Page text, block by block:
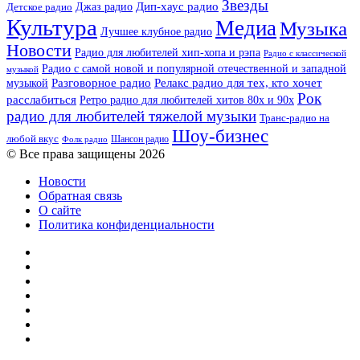
Детское радио Джаз радио Дип-хаус радио Звезды
Культура Лучшее клубное радио МедиаМузыка
Новости Радио для любителей хип-хопа и рэпа Радио с классической
музыкой Радио с самой новой и популярной отечественной и западной
музыкой Разговорное радио Релакс радио для тех, кто хочет
расслабиться Ретро радио для любителей хитов 80х и 90х Рок
радио для любителей тяжелой музыки Транс-радио на
любой вкус Фолк радио Шансон радио Шоу-бизнес
© Все права защищены 2026
Новости
Обратная связь
О сайте
Политика конфиденциальности